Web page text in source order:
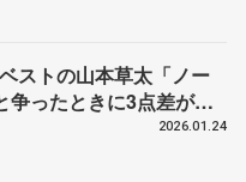
ストの山本草太「ノー
争ったときに3点差があ
オンシップスのメダルを
2026.01.24